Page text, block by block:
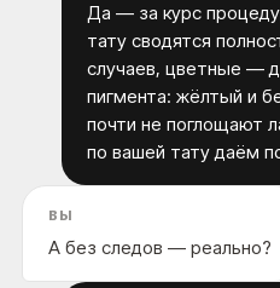
Да — за курс
тату сводятся
случаев, цветные —
пигмента: жёлтый и
почти не поглощают
по вашей тату даём
ВЫ
А без следов — реально?